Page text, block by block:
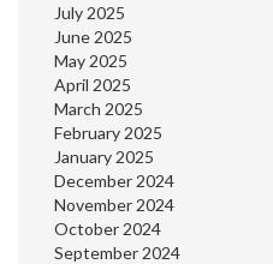
July 2025
June 2025
May 2025
April 2025
March 2025
February 2025
January 2025
December 2024
November 2024
October 2024
September 2024